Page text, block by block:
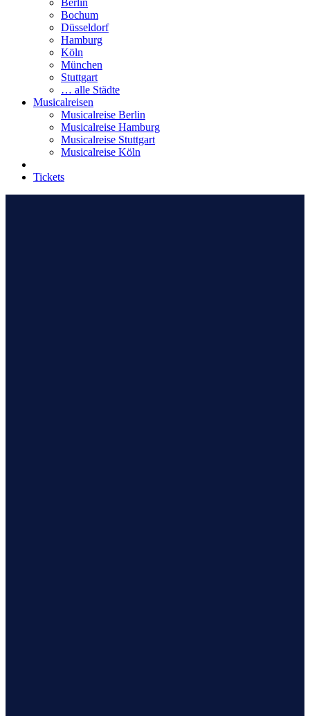
Berlin
Bochum
Düsseldorf
Hamburg
Köln
München
Stuttgart
… alle Städte
Musicalreisen
Musicalreise Berlin
Musicalreise Hamburg
Musicalreise Stuttgart
Musicalreise Köln
Tickets